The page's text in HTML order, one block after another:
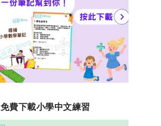
免費下載小學中文練習